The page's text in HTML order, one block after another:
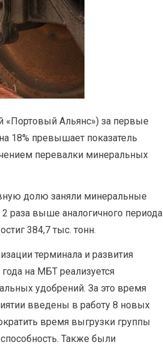
«Портовый Альянс») за первые
18% превышает показатель
перевалки минеральных
долю заняли минеральные
раза выше аналогичного периода
384,7 тыс. тонн.
терминала и развития
на МБТ реализуется
удобрений. За это время
введены в работу 8 новых
время выгрузки группы
Также были